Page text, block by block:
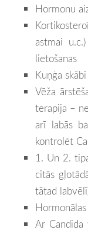
Hormonu
astmai
lietošanas
Kuņģa
Vēža
terapija –
arī labās
kontrolēt
1. Un 2.
citās
tātad
Ar Candida